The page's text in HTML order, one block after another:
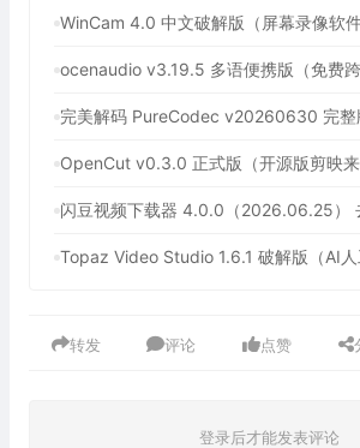
WinCam 4.0 中文破解版（屏幕录像软件
转发 评论 点赞
登录后才能发表评论